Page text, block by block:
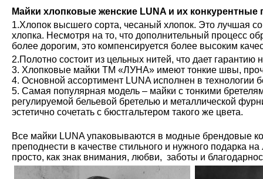
Майки хлопковые женские LUNA и их конкурентные
1.Хлопок высшего сорта, чесаный хлопок. Это лучшая
хлопка. Несмотря на то, что дополнительный процесс
более дорогим, это компенсируется более высоким
2.Полотно состоит из цельных нитей, что дает гарантию
3. Хлопковые майки ТМ «ЛУНА» имеют тонкие швы,
4. Основной ассортимент LUNA исполнен в технологии
5. Самая популярная модель – майки с тонкими
регулируемой бельевой бретелью и металлической
эстетично сочетать с бюстгальтером такого же цвета.
Все майки LUNA упаковываются в модные брендовые
преподнести в качестве стильного и нужного подарка
просто, как знак внимания, любви, заботы и